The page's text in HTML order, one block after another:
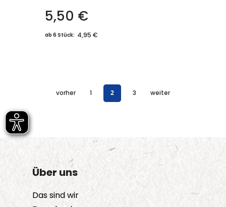
5,50 €
ab 6 Stück: 4,95 €
vorher 1 2 3 weiter
Über uns
Das sind wir